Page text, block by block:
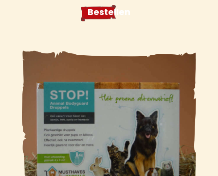
baas
Over
ons
Account
inlog
Bestellen